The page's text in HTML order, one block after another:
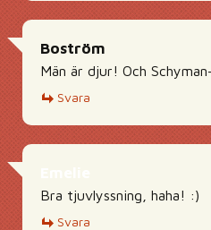
Boström
Män är djur! Och
Svara
Bra tjuvlyssning, haha! :)
Svara